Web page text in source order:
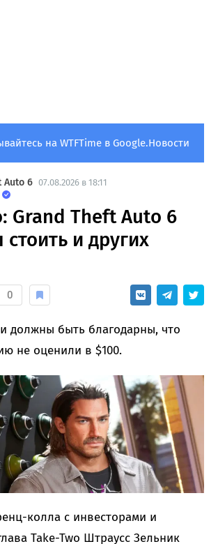
на WTFTime в Google.Новости
Auto 6 07.08.2026 в 18:11
Grand Theft Auto 6
и других
0
должны быть благодарны, что
не оценили в $100.
колла с инвесторами и
Take-Two Штраусс Зельник